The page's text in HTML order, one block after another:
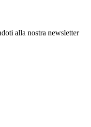
alla nostra newsletter